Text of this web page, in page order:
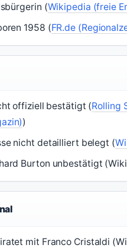
(Wikipedia (freie
1958 (FR.de
offiziell bestätigt (Rolling
)
nicht detailliert belegt (
Burton unbestätigt
mit Franco Cristaldi